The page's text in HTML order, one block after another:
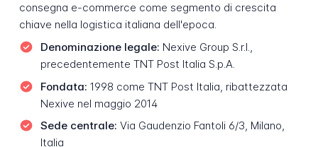
consegna e-commerce come segmento di crescita
chiave nella logistica italiana dell'epoca.
Denominazione legale: Nexive Group S.r.l.,
precedentemente TNT Post Italia S.p.A.
Fondata: 1998 come TNT Post Italia, ribattezzata
Nexive nel maggio 2014
Sede centrale: Via Gaudenzio Fantoli 6/3, Milano,
Italia